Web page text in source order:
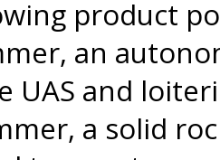
product
an
UAS and
a solid